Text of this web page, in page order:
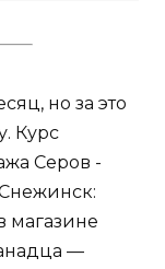
но за это
Курс
Серов -
магазине
—